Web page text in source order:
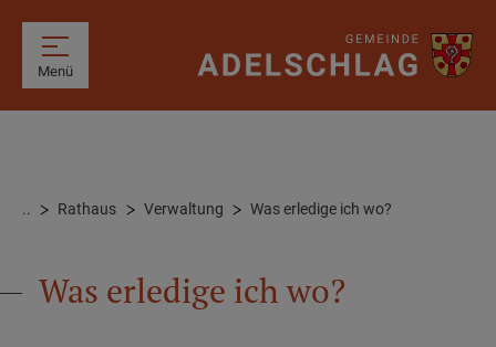
Menü
.. Rathaus Verwaltung Was erledige ich wo?
Was erledige ich wo?